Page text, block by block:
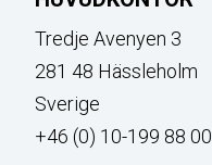
Tredje Avenyen 3
281 48 Hässleholm
Sverige
+46 (0) 10-199 88 00